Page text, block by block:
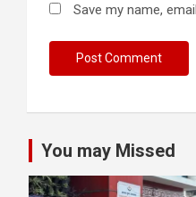
Save my name,
You may Missed